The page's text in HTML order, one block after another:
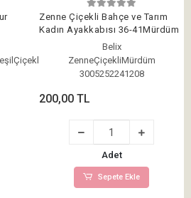
Zenne Çiçekli Bahçe ve Tarım
Kadın Ayakkabısı 36-41Mürdüm
Belix
ZenneÇiçekliMürdüm
3005252241208
200,00 TL
Adet
Sepete Ekle